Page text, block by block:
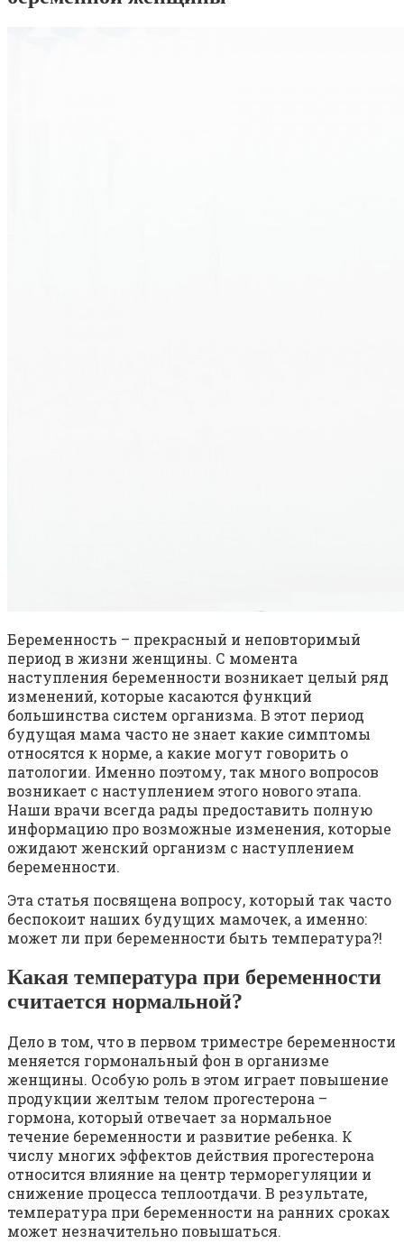
Беременность – прекрасный и неповторимый
период в жизни женщины. С момента
наступления беременности возникает целый ряд
изменений, которые касаются функций
большинства систем организма. В этот период
будущая мама часто не знает какие симптомы
относятся к норме, а какие могут говорить о
патологии. Именно поэтому, так много вопросов
возникает с наступлением этого нового этапа.
Наши врачи всегда рады предоставить полную
информацию про возможные изменения, которые
ожидают женский организм с наступлением
беременности.
Эта статья посвящена вопросу, который так часто
беспокоит наших будущих мамочек, а именно:
может ли при беременности быть температура?!
Какая температура при беременности
считается нормальной?
Дело в том, что в первом триместре беременности
меняется гормональный фон в организме
женщины. Особую роль в этом играет повышение
продукции желтым телом прогестерона –
гормона, который отвечает за нормальное
течение беременности и развитие ребенка. К
числу многих эффектов действия прогестерона
относится влияние на центр терморегуляции и
снижение процесса теплоотдачи. В результате,
температура при беременности на ранних сроках
может незначительно повышаться.